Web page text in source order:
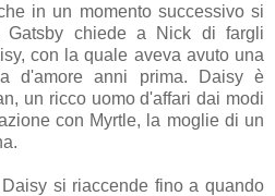
in un momento successivo si
Gatsby chiede a Nick di fargli
con la quale aveva avuto una
d'amore anni prima. Daisy è
un ricco uomo d'affari dai modi
con Myrtle, la moglie di un
si riaccende fino a quando